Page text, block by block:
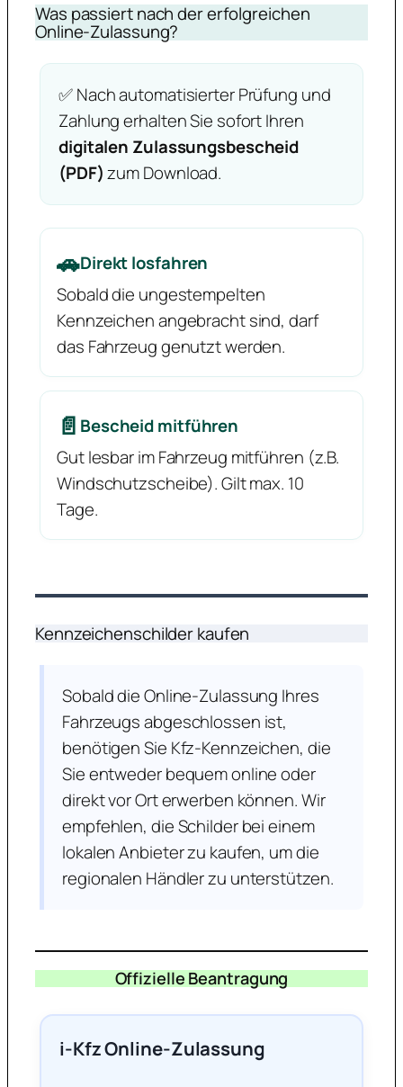
Was passiert nach der erfolgreichen
Online-Zulassung?
✅ Nach automatisierter Prüfung und
Zahlung erhalten Sie sofort Ihren
digitalen Zulassungsbescheid
(PDF)zum Download.
🚗Direkt losfahren
Sobald die ungestempelten
Kennzeichen angebracht sind, darf
das Fahrzeug genutzt werden.
📄 Bescheid mitführen
Gut lesbar im Fahrzeug mitführen (z.B.
Windschutzscheibe). Gilt max. 10
Tage.
Kennzeichenschilder kaufen
Sobald die Online-Zulassung Ihres
Fahrzeugs abgeschlossen ist,
benötigen Sie Kfz-Kennzeichen, die
Sie entweder bequem online oder
direkt vor Ort erwerben können. Wir
empfehlen, die Schilder bei einem
lokalen Anbieter zu kaufen, um die
regionalen Händler zu unterstützen.
Offizielle Beantragung
i-Kfz Online-Zulassung